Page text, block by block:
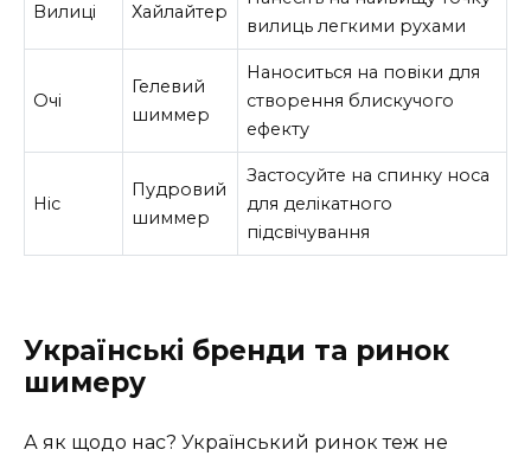
Вилиці Хайлайтер
вилиць легкими рухами
Очі
Гелевий
шиммер
Наноситься на повіки для
створення блискучого
ефекту
Ніс
Пудровий
шиммер
Застосуйте на спинку носа
для делікатного
підсвічування
Українські бренди та ринок
шимеру
А як щодо нас? Український ринок теж не